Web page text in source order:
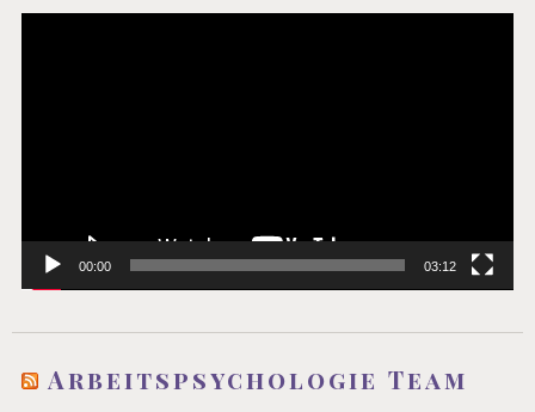
00:00 03:12
Arbeitspsychologie Team